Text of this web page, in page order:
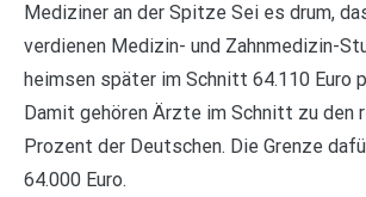
Mediziner an der Spitze Sei es drum,
verdienen Medizin- und Zahnmedizin-
heimsen später im Schnitt 64.110 Euro
Damit gehören Ärzte im Schnitt zu den
Prozent der Deutschen. Die Grenze
64.000 Euro.